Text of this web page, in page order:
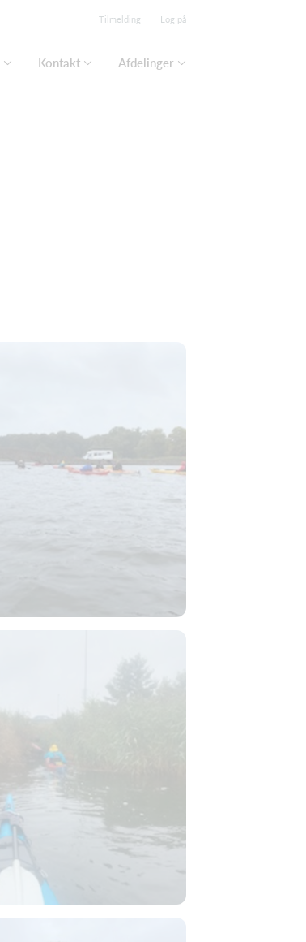
Tilmelding Log på
Kontakt Afdelinger